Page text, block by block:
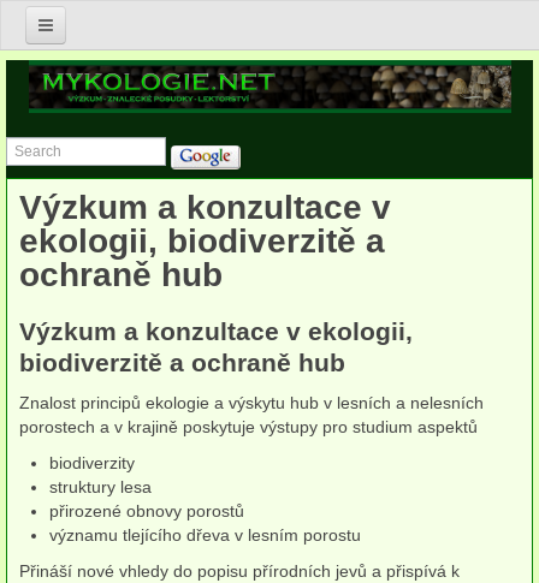
Úvod
Znalecké posudky v oboru mykologie
Postupy asanace biotického napadení v budovách
Posudky zdravotního stavu dřevin a jejich porostů
Výzkum a konzultace v ekologii, biodiverzitě a ochraně hub
Lektorství
Publikace
Anna Lepšová
Lucie Zíbarová
Houby (Fotogalerie)
Výzkum a konzultace v
ekologii, biodiverzitě a
ochraně hub
Výzkum a konzultace v ekologii,
biodiverzitě a ochraně hub
Znalost principů ekologie a výskytu hub v lesních a nelesních
porostech a v krajině poskytuje výstupy pro studium aspektů
biodiverzity
struktury lesa
přirozené obnovy porostů
významu tlejícího dřeva v lesním porostu
Přináší nové vhledy do popisu přírodních jevů a přispívá k